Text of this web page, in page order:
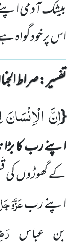
بیشک آدمی
اس پر خود گواہ
تفسیر : ‎صراط الجنان
{اِنَّ الْاِنْسَانَ
اپنے رب کا
کے گھوڑوںکی
اپنے رب
بن عباس